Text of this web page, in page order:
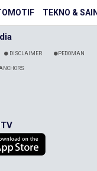
TEKNO &
DISCLAIMER PEDOMAN